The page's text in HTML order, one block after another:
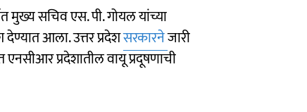
मुख्य सचिव एस. पी. गोयल यांच्या
देण्यात आला. उत्तर प्रदेशसरकारनेजारी
प्रदेशातील वायू प्रदूषणाची